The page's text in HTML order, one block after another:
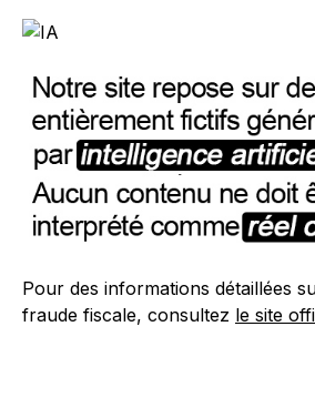
Pour des informations détaillées
fraude fiscale, consultez le site